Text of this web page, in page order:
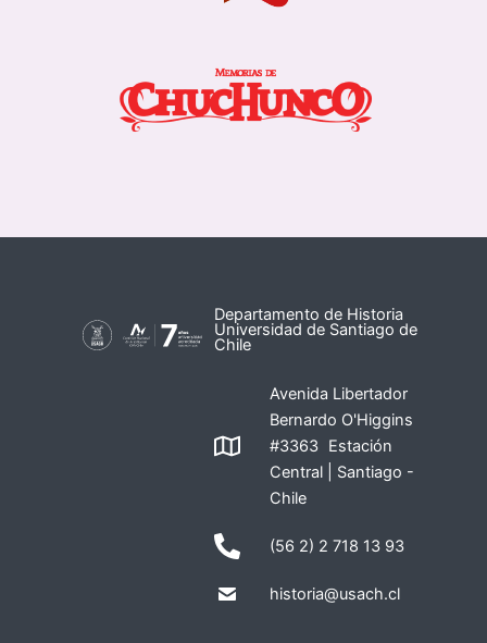
Departamento de Historia
Universidad de Santiago de
Chile
Avenida Libertador
Bernardo O'Higgins
#3363 Estación
Central | Santiago -
Chile
(56 2) 2 718 13 93
historia@usach.cl